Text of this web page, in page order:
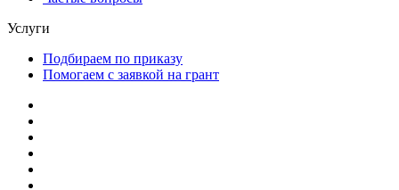
Услуги
Подбираем по приказу
Помогаем с заявкой на грант